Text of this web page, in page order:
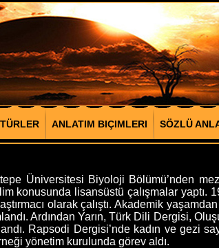
ANLATIM BIÇIMLERI SÖZLÜ
Üniversitesi Biyoloji Bölümü’nden
konusunda lisansüstü çalışmalar
olarak çalıştı. Akademik
Ardından Yarın, Türk Dili Dergisi,
Rapsodi Dergisi’nde kadın ve gezi
yönetim kurulunda görev aldı.